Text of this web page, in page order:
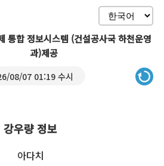
통합 정보시스템 (건설공사국 하천운영
과)제공
08/07 01:19 수시
강우량 정보
아다치